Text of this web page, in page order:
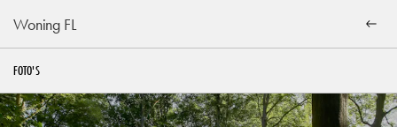
Woning FL
FOTO'S